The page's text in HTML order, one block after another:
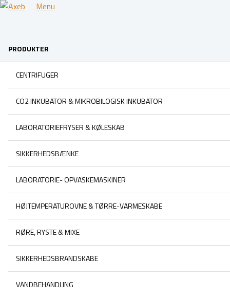
Menu
PRODUKTER
CENTRIFUGER
CO2 INKUBATOR & MIKROBILOGISK INKUBATOR
LABORATORIEFRYSER & KØLESKAB
SIKKERHEDSBÆNKE
LABORATORIE- OPVASKEMASKINER
HØJTEMPERATUROVNE & TØRRE-VARMESKABE
RØRE, RYSTE & MIXE
SIKKERHEDSBRANDSKABE
VANDBEHANDLING